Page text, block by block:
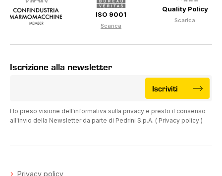
ISO 9001
Scarica
Quality Policy
Scarica
Iscrizione alla newsletter
Ho preso visione dell'informativa sulla privacy e presto il consenso
all'invio della Newsletter da parte di Pedrini S.p.A. ( Privacy policy )
Iscriviti
Privacy policy